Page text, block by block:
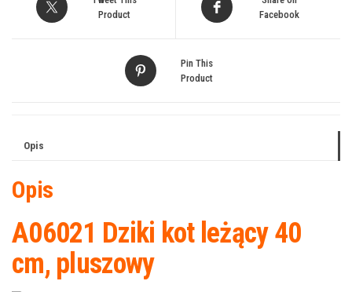
Product
Facebook
Pin This
Product
Opis
Opis
A06021 Dziki kot leżący 40
cm, pluszowy